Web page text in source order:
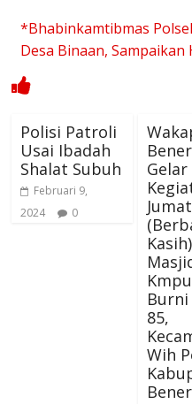
*Bhabinkamtibmas
Desa Binaan,
Polisi Patroli
Usai Ibadah
Shalat Subuh
Februari 9,
2024
0
Gelar
85,
Wih